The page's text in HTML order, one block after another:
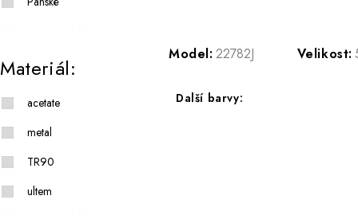
Materiál:
acetate
metal
TR90
ultem
Model: 22782J Velikost:
Další barvy: